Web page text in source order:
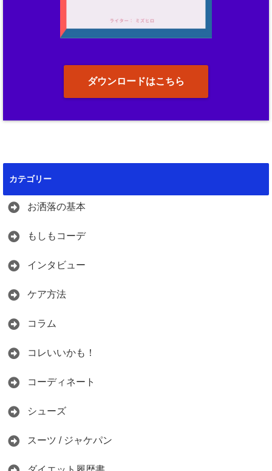
ダウンロードはこちら
カテゴリー
お洒落の基本
もしもコーデ
インタビュー
ケア方法
コラム
コレいいかも！
コーディネート
シューズ
スーツ / ジャケパン